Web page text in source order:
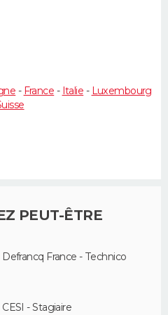
- France - Italie - Luxembourg
PEUT-ÊTRE
France - Technico
- Stagiaire